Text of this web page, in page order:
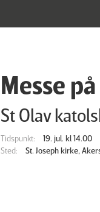
Messe
St Olav
Tidspunkt:
19. jul. kl 14.00
Sted:
St. Joseph kirke,